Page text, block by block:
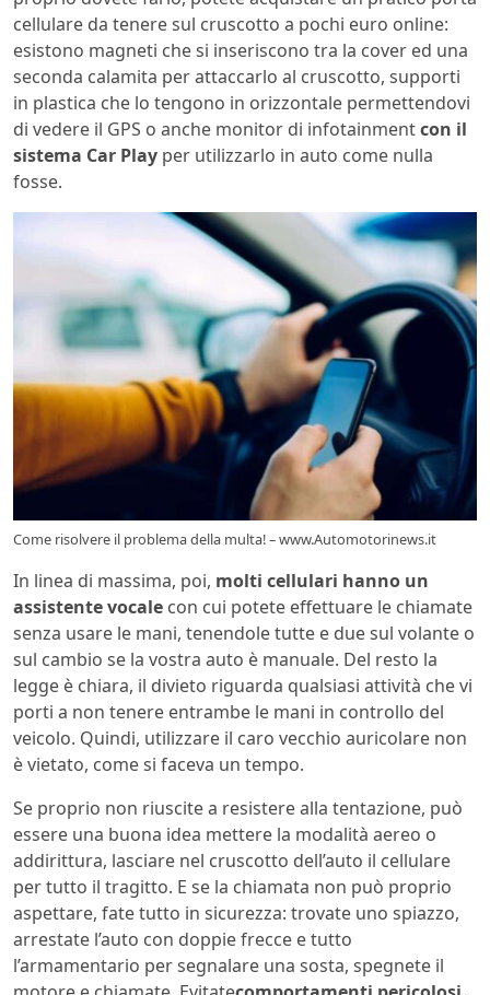
cellulare da tenere sul cruscotto a pochi euro online:
esistono magneti che si inseriscono tra la cover ed una
seconda calamita per attaccarlo al cruscotto, supporti
in plastica che lo tengono in orizzontale permettendovi
di vedere il GPS o anche monitor di infotainmentcon il
sistema Car Play per utilizzarlo in auto come nulla
fosse.
Come risolvere il problema della multa! – www.Automotorinews.it
In linea di massima, poi, molti cellulari hanno un
assistente vocale con cui potete effettuare le chiamate
senza usare le mani, tenendole tutte e due sul volante o
sul cambio se la vostra auto è manuale. Del resto la
legge è chiara, il divieto riguarda qualsiasi attività che vi
porti a non tenere entrambe le mani in controllo del
veicolo. Quindi, utilizzare il caro vecchio auricolare non
è vietato, come si faceva un tempo.
Se proprio non riuscite a resistere alla tentazione, può
essere una buona idea mettere la modalità aereo o
addirittura, lasciare nel cruscotto dell’auto il cellulare
per tutto il tragitto. E se la chiamata non può proprio
aspettare, fate tutto in sicurezza: trovate uno spiazzo,
arrestate l’auto con doppie frecce e tutto
l’armamentario per segnalare una sosta, spegnete il